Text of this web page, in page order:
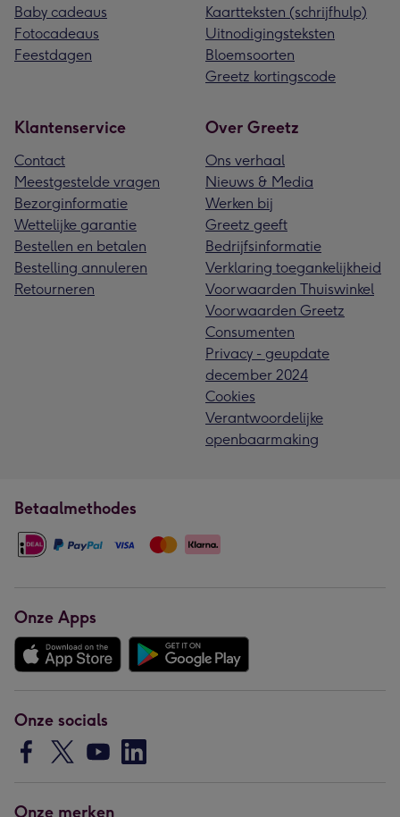
Baby cadeaus
Fotocadeaus
Feestdagen
Kaartteksten (schrijfhulp)
Uitnodigingsteksten
Bloemsoorten
Greetz kortingscode
Klantenservice
Contact
Meestgestelde vragen
Bezorginformatie
Wettelijke garantie
Bestellen en betalen
Bestelling annuleren
Retourneren
Over Greetz
Ons verhaal
Nieuws & Media
Werken bij
Greetz geeft
Bedrijfsinformatie
Verklaring toegankelijkheid
Voorwaarden Thuiswinkel
Voorwaarden Greetz
Consumenten
Privacy - geupdate
december 2024
Cookies
Verantwoordelijke
openbaarmaking
Betaalmethodes
Onze Apps
Onze socials
Onze merken